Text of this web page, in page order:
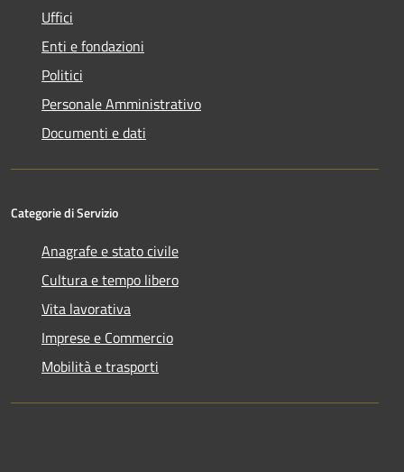
Uffici
Enti e fondazioni
Politici
Personale Amministrativo
Documenti e dati
Categorie di Servizio
Anagrafe e stato civile
Cultura e tempo libero
Vita lavorativa
Imprese e Commercio
Mobilità e trasporti